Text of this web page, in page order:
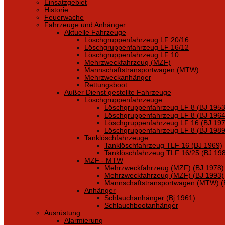
Einsatzgebiet
Historie
Feuerwache
Fahrzeuge und Anhänger
Aktuelle Fahrzeuge
Löschgruppenfahrzeug LF 20/16
Löschgruppenfahrzeug LF 16/12
Löschgruppenfahrzeug LF 10
Mehrzweckfahrzeug (MZF)
Mannschaftstransportwagen (MTW)
Mehrzweckanhänger
Rettungsboot
Außer Dienst gestellte Fahrzeuge
Löschgruppenfahrzeuge
Löschgruppenfahrzeug LF 8 (BJ
Löschgruppenfahrzeug LF 8 (BJ
Löschgruppenfahrzeug LF 16 (BJ
Löschgruppenfahrzeug LF 8 (BJ
Tanklöschfahrzeuge
Tanklöschfahrzeug TLF 16 (BJ 1969)
Tanklöschfahrzeug TLF 16/25 (BJ
MZF - MTW
Mehrzweckfahrzeug (MZF) (BJ 1978)
Mehrzweckfahrzeug (MZF) (BJ 1993)
Mannschaftstransportwagen (MTW)
Anhänger
Schlauchanhänger (Bj 1961)
Schlauchbootanhänger
Ausrüstung
Alarmierung